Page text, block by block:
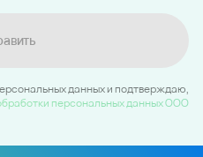
данных и подтверждаю,
персональных данных ООО